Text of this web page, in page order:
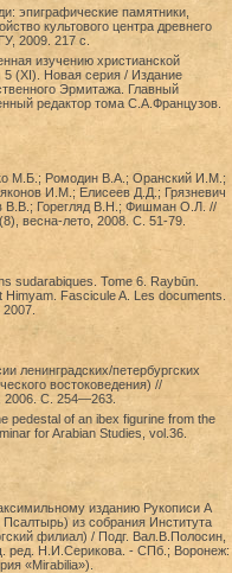
эпиграфические памятники,
культового центра древнего
2009. 217 с.
изучению христианской
(XI). Новая серия / Издание
Эрмитажа. Главный
редактор тома С.А.Французов.
М.Б.; Ромодин В.А.; Оранский И.М.;
И.М.; Елисеев Д.Д.; Грязневич
В.В.; Горегляд В.Н.; Фишман О.Л. //
весна-лето, 2008. С. 51-79.
sudarabiques. Tome 6. Raybūn.
Himyam. Fascicule A. Les documents.
ленинградских/петербургских
востоковедения) //
2006. С. 254—263.
pedestal of an ibex figurine from the
for Arabian Studies, vol.36.
изданию Рукописи А
из собрания Института
филиал) / Подг. Вал.В.Полосин,
ред. Н.И.Серикова. - СПб.; Воронеж:
«Mirabilia»).